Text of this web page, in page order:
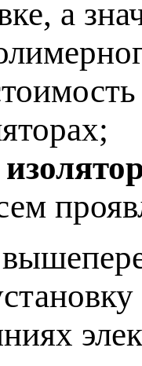
а